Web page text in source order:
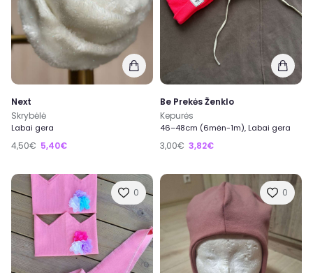
Next
Skrybėlė
Labai gera
4,50€ 5,40€
Be Prekės Ženklo
Kepurės
46–48cm (6mėn-1m), Labai gera
3,00€ 3,82€
0 0